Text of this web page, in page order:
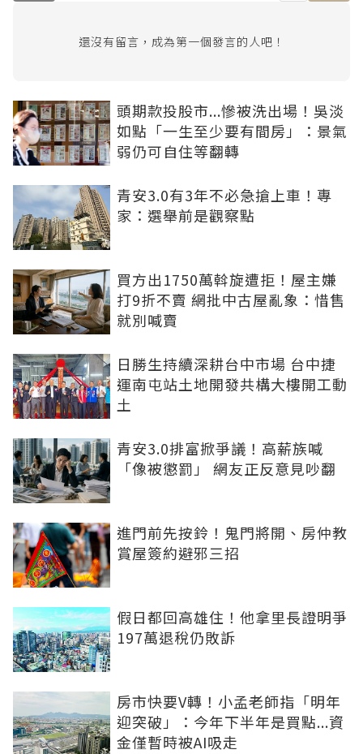
還沒有留言，成為第一個發言的人吧！
頭期款投股市...慘被洗出場！吳淡
如點「一生至少要有間房」：景氣
弱仍可自住等翻轉
青安3.0有3年不必急搶上車！專
家：選舉前是觀察點
買方出1750萬斡旋遭拒！屋主嫌
打9折不賣 網批中古屋亂象：惜售
就別喊賣
日勝生持續深耕台中市場 台中捷
運南屯站土地開發共構大樓開工動
土
青安3.0排富掀爭議！高薪族喊
「像被懲罰」 網友正反意見吵翻
進門前先按鈴！鬼門將開、房仲教
賞屋簽約避邪三招
假日都回高雄住！他拿里長證明爭
197萬退稅仍敗訴
房市快要V轉！小孟老師指「明年
迎突破」：今年下半年是買點...資
金僅暫時被AI吸走